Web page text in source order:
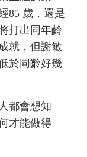
85 歲，還是
打出同年齡
就，但謝敏
於同齡好幾
都會想知
才能做得